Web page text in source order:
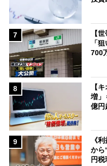
7
【
「
700
8
【
増」
億
9
《
から
円